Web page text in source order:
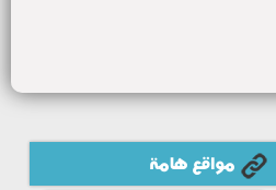
مواقع هامة